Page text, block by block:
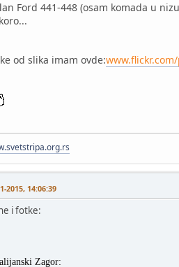
Ford 441-448 (osam komada u
od slika imam ovde:
2015, 14:06:39
i fotke:
Zagor: